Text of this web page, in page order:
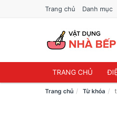
Trang chủ Danh mục
TRANG CHỦ
Trang chủ Từ khóa